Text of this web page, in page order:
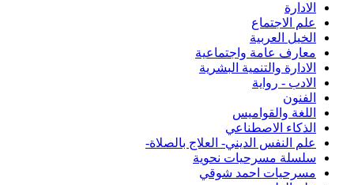
الادارة
علم الاجتماع
الخيل العربية
معارف عامة واجتماعية
الادارة والتنمية البشرية
الادب - رواية
الفنون
اللغة والقواميس
الذكاء الاصطناعي
علم النفس الديني- العلاج بالصلاة-
سلسلة مسرحيات نحوية
مسرحيات احمد شوقي